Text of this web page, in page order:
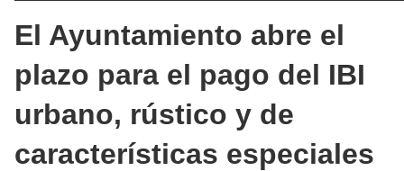
El Ayuntamiento abre el
plazo para el pago del IBI
urbano, rústico y de
características especiales